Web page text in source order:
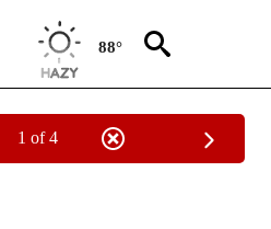
88°
1 of 4